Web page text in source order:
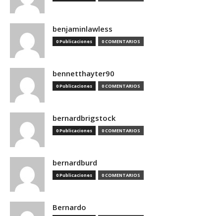
benjaminlawless
0 Publicaciones 0 COMENTARIOS
bennetthayter90
0 Publicaciones 0 COMENTARIOS
bernardbrigstock
0 Publicaciones 0 COMENTARIOS
bernardburd
0 Publicaciones 0 COMENTARIOS
Bernardo